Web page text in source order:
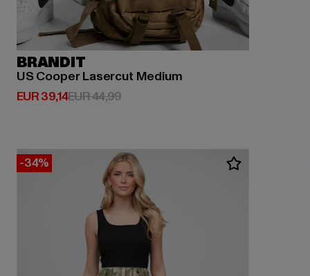
BRANDIT
US Cooper Lasercut Medium
EUR 39,14
Derzeitiger Preis: EUR 39,14
EUR 44,99Aktionspreis: EUR 44,99
-34%